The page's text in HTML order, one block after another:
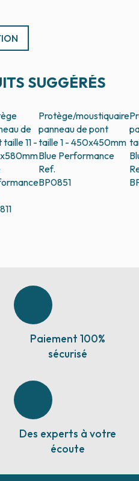
SUGGÉRÉS
de
11 -
Protège/moustiquaire
panneau de pont
taille 1 - 450x450mm
Blue Performance
Ref.
BP0851
Paiement 100%
sécurisé
Des experts à votre
écoute